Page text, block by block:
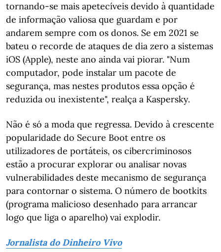
tornando-se mais apetecíveis devido à quantidade
de informação valiosa que guardam e por
andarem sempre com os donos. Se em 2021 se
bateu o recorde de ataques de dia zero a sistemas
iOS (Apple), neste ano ainda vai piorar. "Num
computador, pode instalar um pacote de
segurança, mas nestes produtos essa opção é
reduzida ou inexistente", realça a Kaspersky.
Não é só a moda que regressa. Devido à crescente
popularidade do Secure Boot entre os
utilizadores de portáteis, os cibercriminosos
estão a procurar explorar ou analisar novas
vulnerabilidades deste mecanismo de segurança
para contornar o sistema. O número de bootkits
(programa malicioso desenhado para arrancar
logo que liga o aparelho) vai explodir.
Jornalista do Dinheiro Vivo